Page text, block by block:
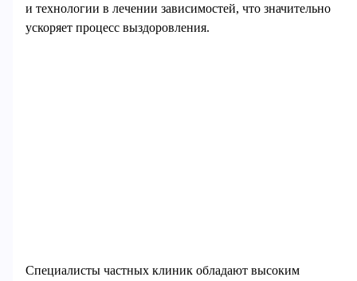
и технологии в лечении зависимостей, что значительно
ускоряет процесс выздоровления.
Специалисты частных клиник обладают высоким